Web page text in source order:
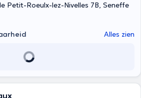
Petit-Roeulx-lez-Nivelles 7B, Seneffe
Alles zien